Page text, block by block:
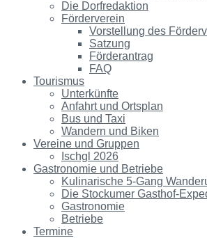
Die Dorfredaktion
Förderverein
Vorstellung des
Satzung
Förderantrag
FAQ
Tourismus
Unterkünfte
Anfahrt und Ortsplan
Bus und Taxi
Wandern und Biken
Vereine und Gruppen
Ischgl 2026
Gastronomie und Betriebe
Kulinarische 5-Gang
Die Stockumer Gasthof-
Gastronomie
Betriebe
Termine